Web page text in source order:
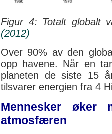
Figur 4: Totalt globalt
(2012)
Over 90% av den
opp havene. Når en
planeten de siste 15
tilsvarer energien fra 4
Mennesker øker
atmosfæren